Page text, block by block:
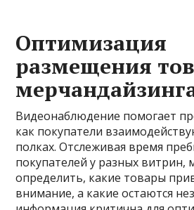
Оптимизация
размещения
Видеонаблюдение помогает
как покупатели
полках. Отслеживая время
покупателей у разных витрин,
определить, какие товары
внимание, а какие остаются